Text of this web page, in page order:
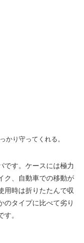
かり守ってくれる。
です。ケースには極力
ク、自動車での移動が
用時は折りたたんで収
のタイプに比べて劣り
。